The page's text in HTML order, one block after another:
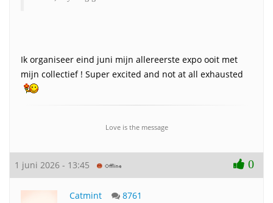
Ik organiseer eind juni mijn allereerste expo ooit met
mijn collectief ! Super excited and not at all exhausted
Love is the message
1 juni 2026 - 13:45 0
Catmint 8761